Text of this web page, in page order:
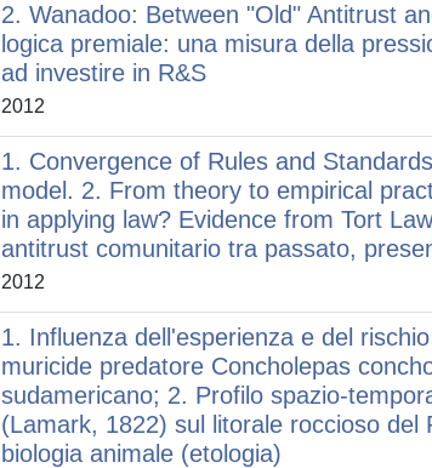
2. Wanadoo: Between "Old" Antitrust
logica premiale: una misura della
ad investire in R&S
2012
1. Convergence of Rules and
model. 2. From theory to empirical
in applying law? Evidence from Tort
antitrust comunitario tra passato,
2012
1. Influenza dell'esperienza e del
muricide predatore Concholepas
sudamericano; 2. Profilo spazio-
(Lamark, 1822) sul litorale roccioso
biologia animale (etologia)